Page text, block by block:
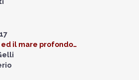
il mare profondo…